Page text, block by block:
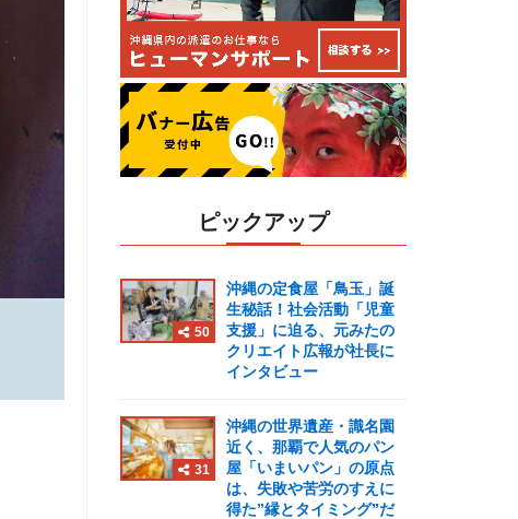
ピックアップ
50
沖縄の定食屋「鳥玉」誕
生秘話！社会活動「児童
支援」に迫る、元みたの
クリエイト広報が社長に
インタビュー
31
沖縄の世界遺産・識名園
近く、那覇で人気のパン
屋「いまいパン」の原点
は、失敗や苦労のすえに
得た”縁とタイミング”だ